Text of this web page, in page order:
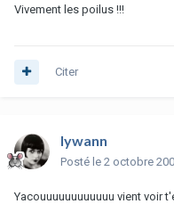
Vivement les poilus !!!
Citer
lywann
Posté le 2 octobre
Yacouuuuuuuuuuuu vient